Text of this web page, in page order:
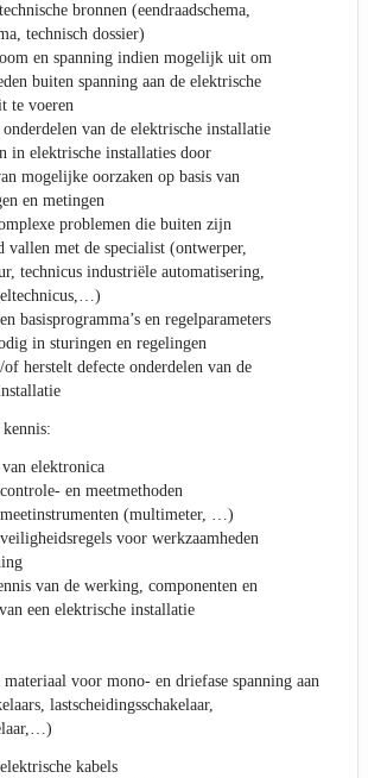
bronnen (eendraadschema,
technisch dossier)
en spanning indien mogelijk uit om
buiten spanning aan de elektrische
te voeren
van de elektrische installatie
in elektrische installaties door
mogelijke oorzaken op basis van
en metingen
problemen die buiten zijn
vallen met de specialist (ontwerper,
technicus industriële automatisering,
basisprogramma’s en regelparameters
in sturingen en regelingen
of herstelt defecte onderdelen van de
elektronica
en meetmethoden
(multimeter, …)
voor werkzaamheden
van de werking, componenten en
een elektrische installatie
voor mono- en driefase spanning aan
lastscheidingsschakelaar,
kabels